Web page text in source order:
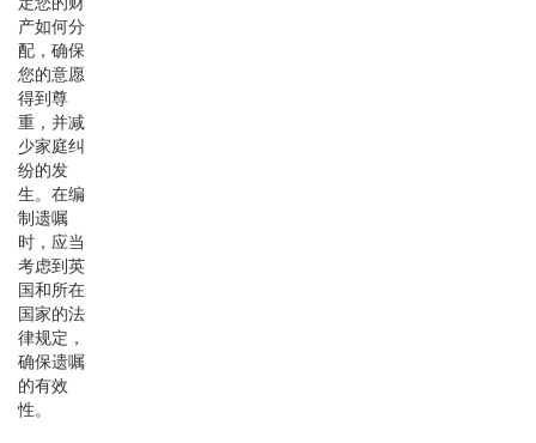
产如何分
配，确保
您的意愿
得到尊
重，并减
少家庭纠
纷的发
生。在编
制遗嘱
时，应当
考虑到英
国和所在
国家的法
律规定，
确保遗嘱
的有效
性。